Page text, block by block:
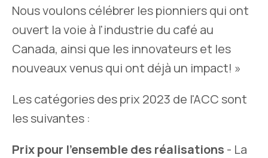
Nous voulons célébrer les pionniers qui ont
ouvert la voie à l'industrie du café au
Canada, ainsi que les innovateurs et les
nouveaux venus qui ont déjà un impact! »
Les catégories des prix 2023 de l'ACC sont
les suivantes :
Prix pour l'ensemble des réalisations - La